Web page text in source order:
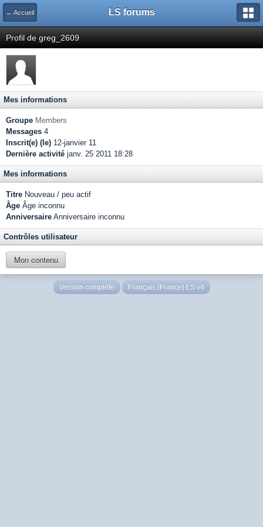
← Accueil LS forums
Profil de greg_2609
Mes informations
Groupe Members
Messages 4
Inscrit(e) (le) 12-janvier 11
Dernière activité janv. 25 2011 18:28
Mes informations
Titre Nouveau / peu actif
Âge Âge inconnu
Anniversaire Anniversaire inconnu
Contrôles utilisateur
Mon contenu
Version complète Français (France) LS v4